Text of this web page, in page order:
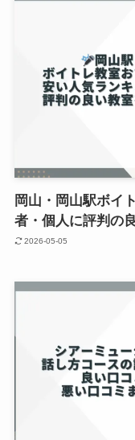
岡山・岡山駅ボイ
者・個人に評判の
2026-05-05